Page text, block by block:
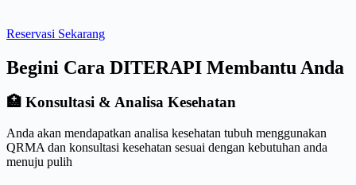
Reservasi Sekarang
Begini Cara DITERAPI Membantu Anda
🏥 Konsultasi & Analisa Kesehatan
Anda akan mendapatkan analisa kesehatan tubuh menggunakan
QRMA dan konsultasi kesehatan sesuai dengan kebutuhan anda
menuju pulih